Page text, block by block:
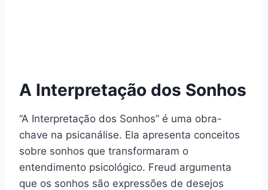
A Interpretação dos Sonhos
“A Interpretação dos Sonhos” é uma obra-
chave na psicanálise. Ela apresenta conceitos
sobre sonhos que transformaram o
entendimento psicológico. Freud argumenta
que os sonhos são expressões de desejos